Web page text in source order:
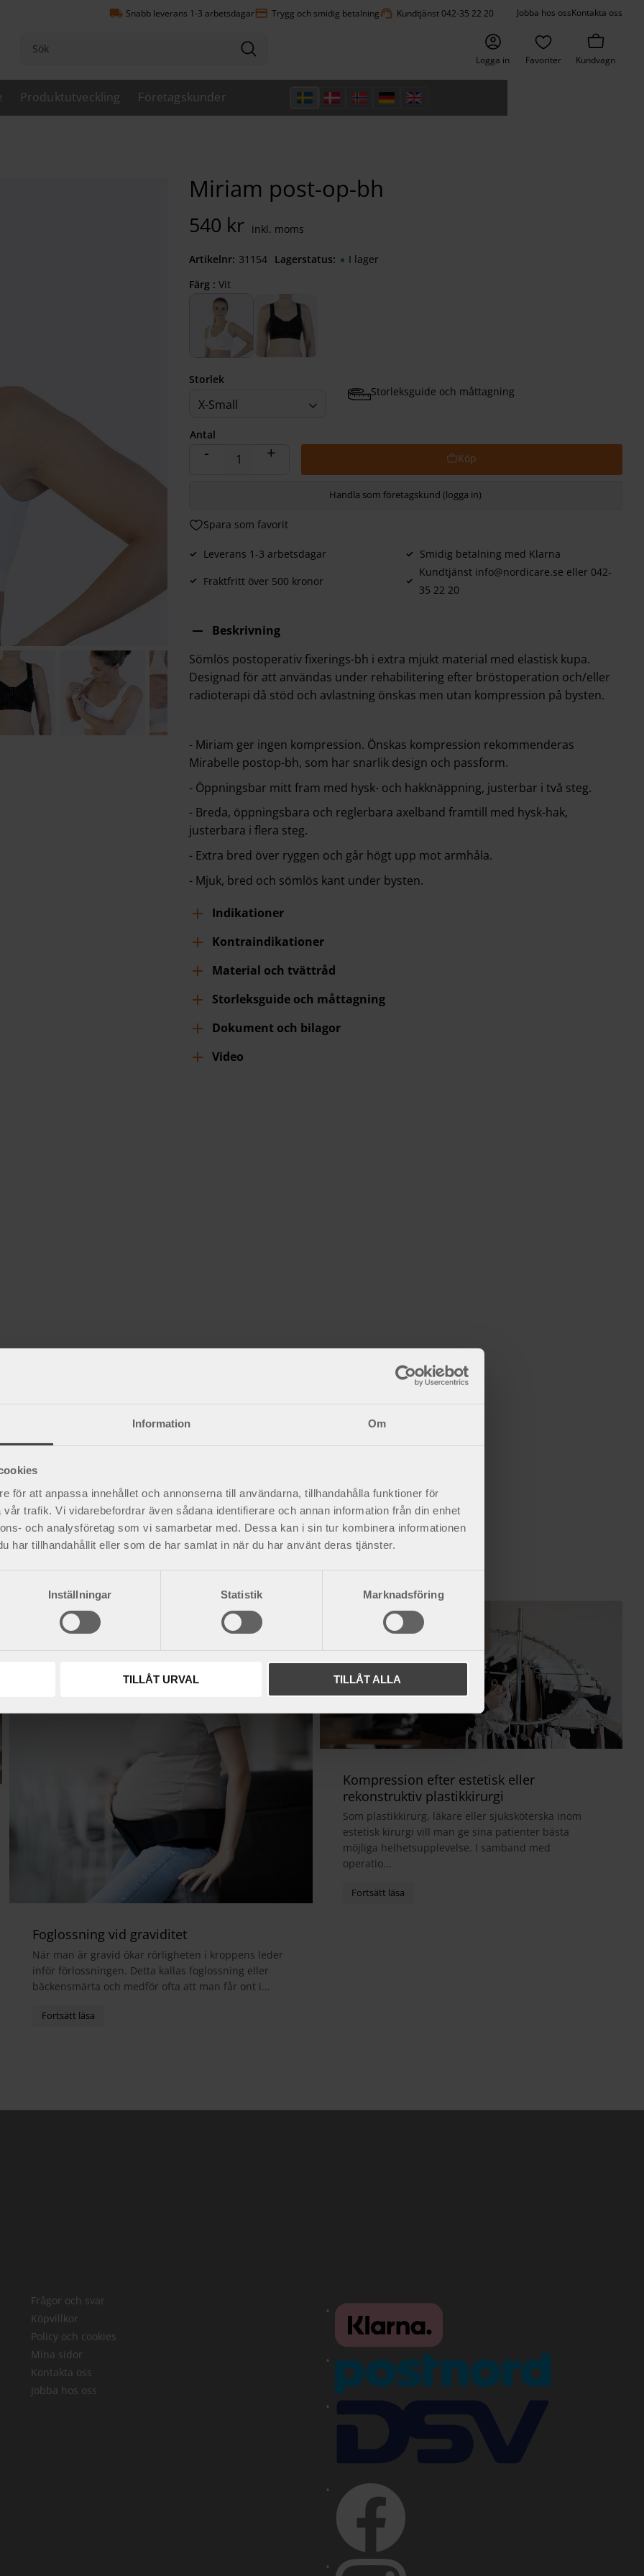
Information Om
för att anpassa innehållet och annonserna till användarna, tillhandahålla funktioner för
trafik. Vi vidarebefordrar även sådana identifierare och annan information från din enhet
och analysföretag som vi samarbetar med. Dessa kan i sin tur kombinera informationen
har tillhandahållit eller som de har samlat in när du har använt deras tjänster.
Inställningar Statistik Marknadsföring
TILLÅT URVAL TILLÅT ALLA
local_shipping Snabb leverans 1-3 arbetsdagarpayment Trygg och smidig betalningsupport_agent Kundtjänst 042-35 22 20 Jobba hos ossKontakta oss
Produktutveckling Företagskunder
Logga in Favoriter Kundvagn
Miriam post-op-bh
540 kr
Färg : Vit
Storlek
X-Small
Storleksguide och måttagning
Antal
+
-
Lägg till i favoriter
Handla som företagskund (logga in)
Leverans 1-3 arbetsdagar
Smidig betalning med Klarna
Fraktfritt över 500 kronor
Kundtjänst info@nordicare.se eller 042-
35 22 20
Lagerstatus I lager
Artikelnr 311540930
Beskrivning
Sömlös postoperativ fixerings-bh i extra mjukt material med elastisk kupa.
Designad för att användas under rehabilitering efter bröstoperation och/eller
radioterapi då stöd och avlastning önskas men utan kompression på bysten.
- Miriam ger ingen kompression. Önskas kompression rekommenderas
Mirabelle postop-bh, som har snarlik design och passform.
- Öppningsbar mitt fram med hysk- och hakknäppning, justerbar i två steg.
- Breda, öppningsbara och reglerbara axelband framtill med hysk-hak,
justerbara i flera steg.
- Extra bred över ryggen och går högt upp mot armhåla.
- Mjuk, bred och sömlös kant under bysten.
Indikationer
Kontraindikationer
Material och tvättråd
Storleksguide och måttagning
Dokument och bilagor
Video
Foglossning vid graviditet
När man är gravid ökar rörligheten i kroppens leder
inför förlossningen. Detta kallas foglossning eller
bäckensmärta och medför ofta att man får ont i...
Kompression efter estetisk eller
rekonstruktiv plastikkirurgi
Som plastikkirurg, läkare eller sjuksköterska inom
estetisk kirurgi vill man ge sina patienter bästa
möjliga helhetsupplevelse. I samband med
operatio...
Frågor och svar
Köpvillkor
Policy och cookies
Mina sidor
Kontakta oss
Jobba hos oss